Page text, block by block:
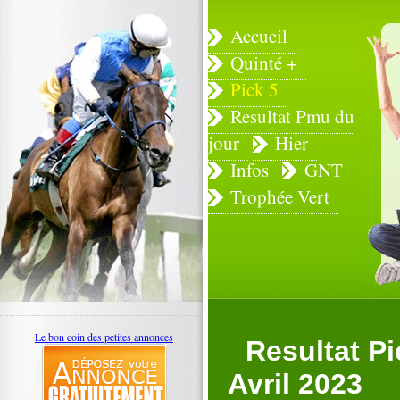
Accueil
Quinté +
Pick 5
Resultat Pmu du
jour
Hier
Infos
GNT
Trophée Vert
Resultat
Avril 2023
Le bon coin des petites annonces